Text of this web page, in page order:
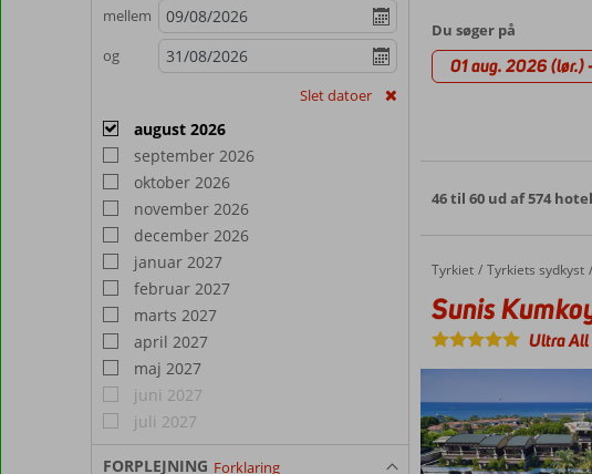
mellem
og
Slet datoer
august 2026
september 2026
oktober 2026
november 2026
december 2026
januar 2027
februar 2027
marts 2027
april 2027
maj 2027
juni 2027
juli 2027
FORPLEJNING Forklaring
Du søger på
01 aug. 2026 (lør.)
46 til 60 ud af 574
Forside
Tyrkiet Tyrkiets sydkyst
Sunis Kumkoy Beach Resort
Sunis
Ultra